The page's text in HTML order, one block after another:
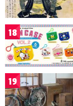
18
19